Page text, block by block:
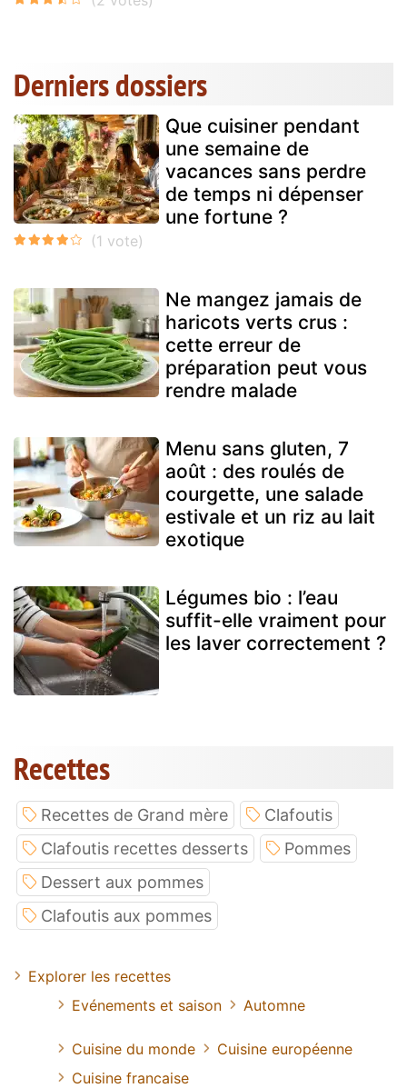
Derniers dossiers
Que cuisiner pendant
une semaine de
vacances sans perdre
de temps ni dépenser
une fortune ?
Ne mangez jamais de
haricots verts crus :
cette erreur de
préparation peut vous
rendre malade
Menu sans gluten, 7
août : des roulés de
courgette, une salade
estivale et un riz au lait
exotique
Légumes bio : l’eau
suffit-elle vraiment pour
les laver correctement ?
Recettes
Recettes de Grand mère
Clafoutis
Clafoutis recettes desserts
Pommes
Dessert aux pommes
Clafoutis aux pommes
Explorer les recettes
Evénements et saison
Automne
Cuisine du monde
Cuisine européenne
Cuisine francaise